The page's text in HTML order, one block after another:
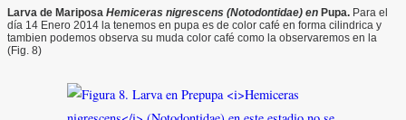
Larva de Mariposa Hemiceras nigrescens (Notodontidae) en Pupa. Para el
día 14 Enero 2014 la tenemos en pupa es de color café en forma cilindrica y
tambien podemos observa su muda color café como la observaremos en la
(Fig. 8)